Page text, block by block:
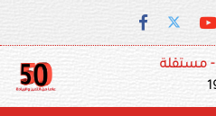
- مستقلة